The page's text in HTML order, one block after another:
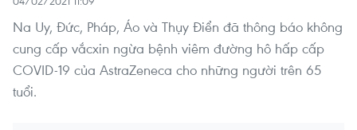
Na Uy, Đức, Pháp, Áo và Thụy Điển đã thông báo không
cung cấp vắcxin ngừa bệnh viêm đường hô hấp cấp
COVID-19 của AstraZeneca cho những người trên 65
tuổi.